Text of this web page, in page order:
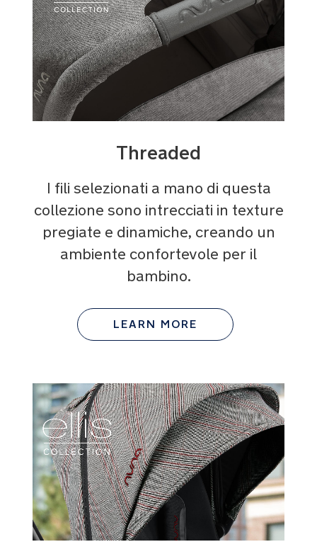
Threaded
I fili selezionati a mano di questa
collezione sono intrecciati in texture
pregiate e dinamiche, creando un
ambiente confortevole per il
bambino.
LEARN MORE